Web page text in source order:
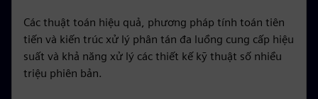
Các thuật toán hiệu quả, phương pháp tính toán tiên
tiến và kiến trúc xử lý phân tán đa luồng cung cấp hiệu
suất và khả năng xử lý các thiết kế kỹ thuật số nhiều
triệu phiên bản.